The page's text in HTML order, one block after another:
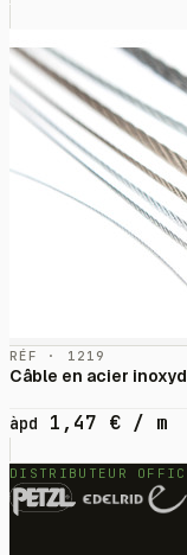
RÉF · 1219
Câble en acier
àpd 1,47 € / m
DISTRIBUTEUR